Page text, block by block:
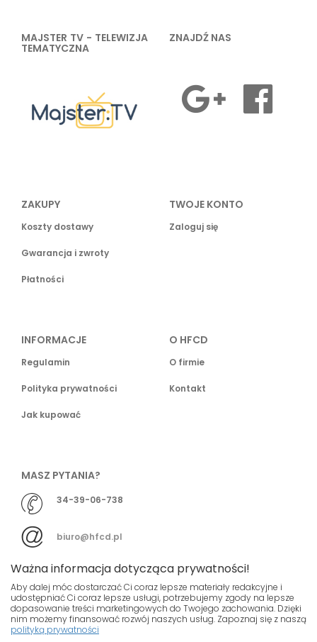
MAJSTER TV - TELEWIZJA
TEMATYCZNA
ZNAJDŹ NAS
ZAKUPY
Koszty dostawy
Gwarancja i zwroty
Płatności
TWOJE KONTO
Zaloguj się
INFORMACJE
Regulamin
Polityka prywatności
Jak kupować
O HFCD
O firmie
Kontakt
MASZ PYTANIA?
34-39-06-738
biuro@hfcd.pl
© HFCD - HF Centrum Dystrybucyjne- Wszelkie prawa
Ważna informacja dotycząca prywatności!
Aby dalej móc dostarczać Ci coraz lepsze materiały redakcyjne i
udostępniać Ci coraz lepsze usługi, potrzebujemy zgody na lepsze
dopasowanie treści marketingowych do Twojego zachowania. Dzięki
nim możemy finansować rozwój naszych usług. Zapoznaj się z naszą
polityką prywatności